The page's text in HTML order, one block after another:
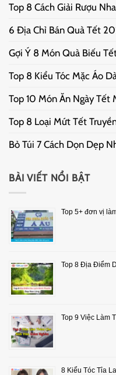
Top 8 Cách Giải Rượu
6 Địa Chỉ Bán Quà Tết
Gợi Ý 8 Món Quà Biếu
Top 8 Kiểu Tóc Mặc Áo
Top 10 Món Ăn Ngày Tết
Top 8 Loại Mứt Tết
Bỏ Túi 7 Cách Dọn Dẹp
BÀI VIẾT NỔI BẬT
Top 5+ đơn vị
Top 8 Địa Điểm
Top 9 Việc Làm
8 Kiểu Tóc Tỉa